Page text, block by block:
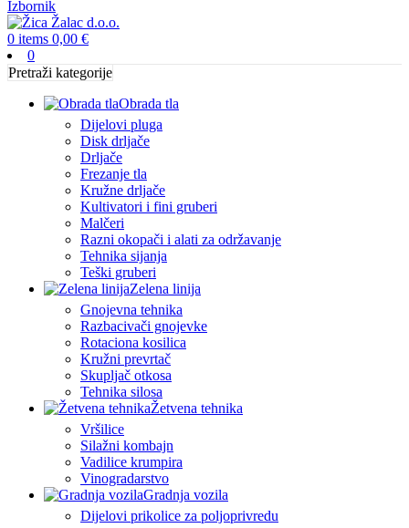
Izbornik
0 items 0,00 €
0
Pretraži kategorije
Obrada tla
Dijelovi pluga
Disk drljače
Drljače
Frezanje tla
Kružne drljače
Kultivatori i fini gruberi
Malčeri
Razni okopači i alati za održavanje
Tehnika sijanja
Teški gruberi
Zelena linija
Gnojevna tehnika
Razbacivači gnojevke
Rotaciona kosilica
Kružni prevrtač
Skupljač otkosa
Tehnika silosa
Žetvena tehnika
Vršilice
Silažni kombajn
Vadilice krumpira
Vinogradarstvo
Gradnja vozila
Dijelovi prikolice za poljoprivredu